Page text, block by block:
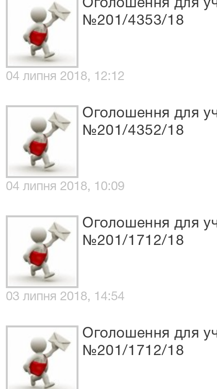
Оголошення для
№201/4353/18
04 липня 2018, 12:12
Оголошення для
№201/4352/18
04 липня 2018, 10:09
Оголошення для
№201/1712/18
03 липня 2018, 14:54
Оголошення для
№201/1712/18